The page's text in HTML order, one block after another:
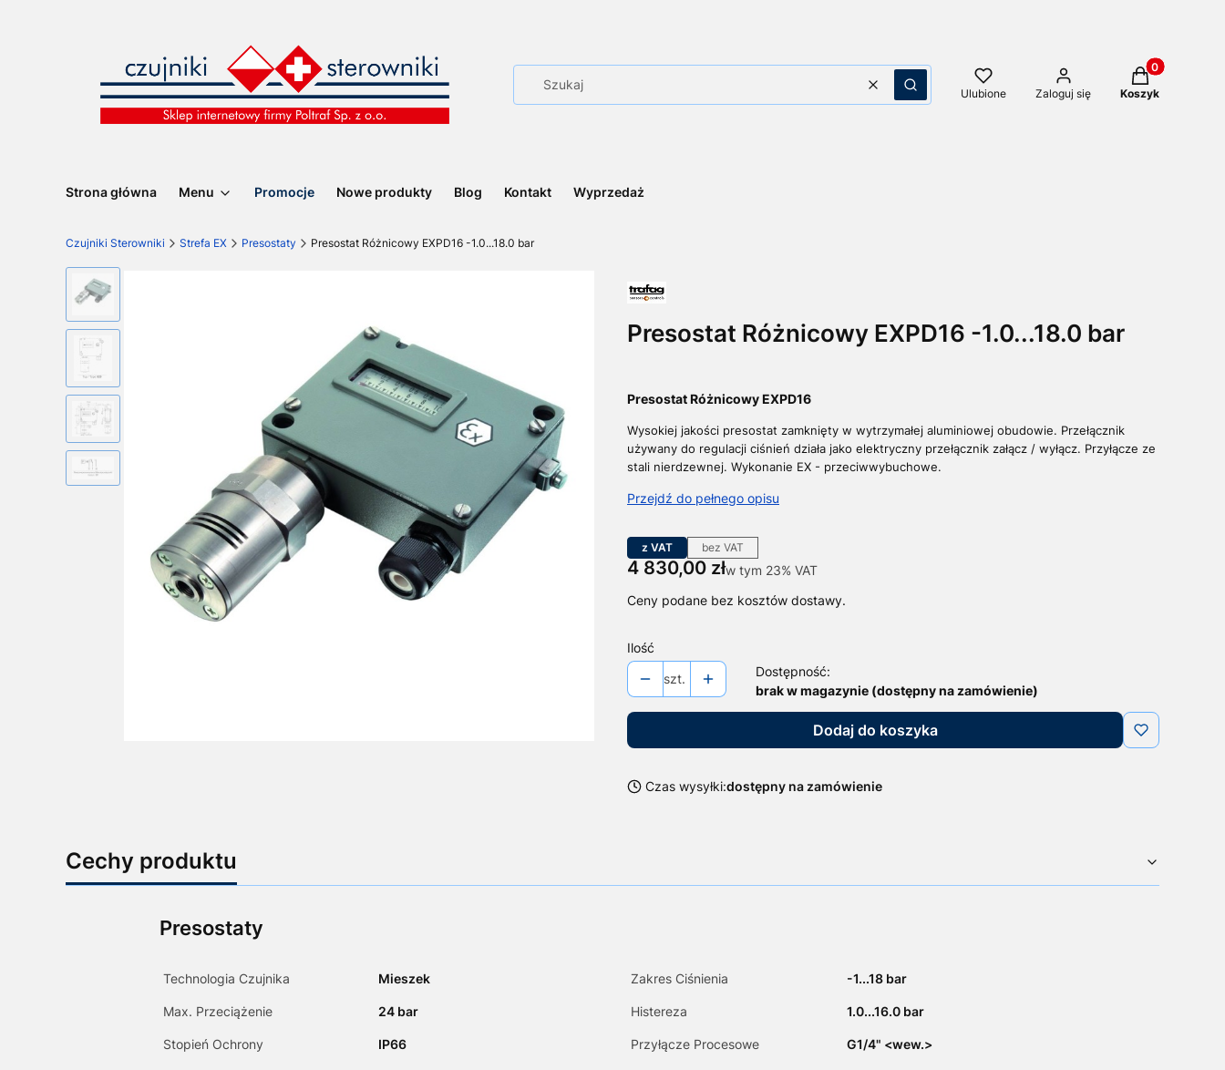
WyczyśćSzukaj Ulubione Zaloguj się
Produkty w
Koszyk
Strona główna Menu Promocje Nowe produkty Blog Kontakt Wyprzedaż
Czujniki Sterowniki Strefa EX Presostaty Presostat Różnicowy EXPD16 -1.0...18.0 bar
Presostat Różnicowy EXPD16 -1.0...18.0 bar
Presostat Różnicowy EXPD16
Wysokiej jakości presostat zamknięty w wytrzymałej aluminiowej obudowie. Przełącznik
używany do regulacji ciśnień działa jako elektryczny przełącznik załącz / wyłącz. Przyłącze ze
stali nierdzewnej. Wykonanie EX - przeciwwybuchowe.
Przejdź do pełnego opisu
z VAT bez VAT
Cena
4 830,00 złw tym 23% VAT
w tym 23% VAT
Ceny podane bez kosztów dostawy.
Ilość
szt.
Dostępność:
brak w magazynie (dostępny na zamówienie)
Dodaj do koszyka
Czas wysyłki:dostępny na zamówienie
Cechy produktu
Presostaty
Technologia Czujnika Mieszek Zakres Ciśnienia -1...18 bar
Max. Przeciążenie 24 bar Histereza 1.0...16.0 bar
Stopień Ochrony IP66 Przyłącze Procesowe G1/4" <wew.>